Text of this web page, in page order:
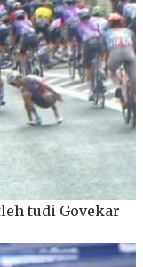
tudi Govekar